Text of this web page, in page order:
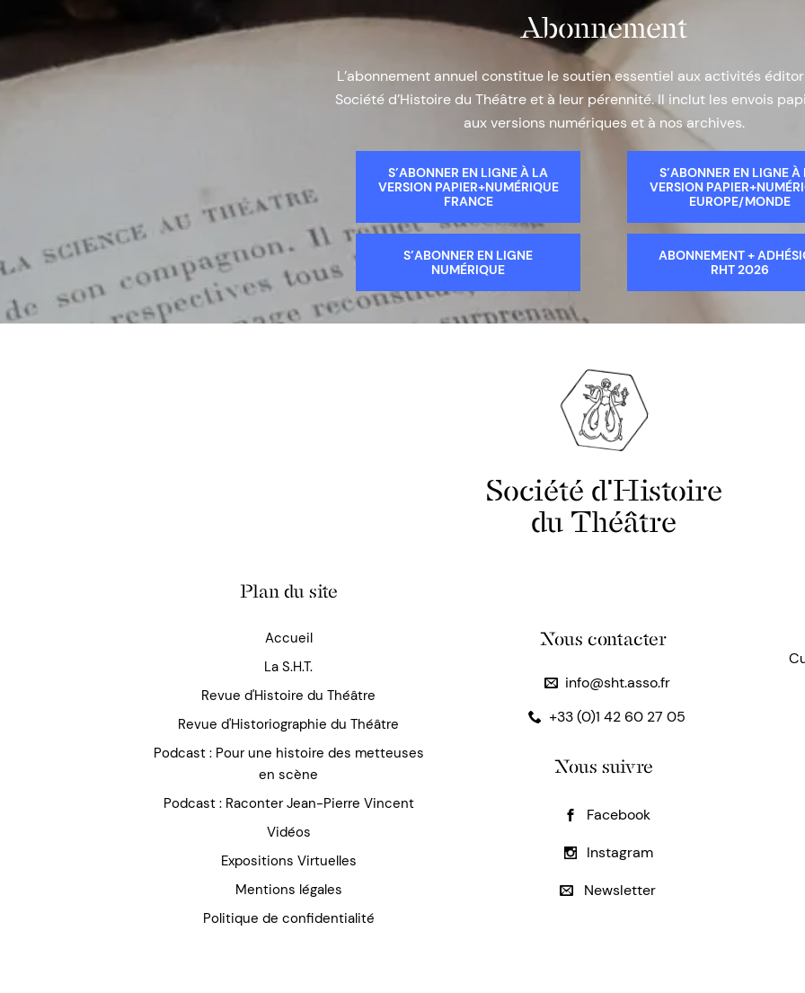
Abonnement
L’abonnement annuel constitue le soutien essentiel aux activités
Société d’Histoire du Théâtre et à leur pérennité. Il inclut les envois
aux versions numériques et à nos archives.
S’ABONNER EN LIGNE À LA
VERSION PAPIER+NUMÉRIQUE
FRANCE
S’ABONNER EN LIGNE À
VERSION
EUROPE/MONDE
S’ABONNER EN LIGNE
NUMÉRIQUE
ABONNEMENT +
RHT 2026
Société d'Histoire
du Théâtre
Plan du site
Accueil
La S.H.T.
Revue d'Histoire du Théâtre
Revue d'Historiographie du Théâtre
Podcast : Pour une histoire des metteuses
en scène
Podcast : Raconter Jean-Pierre Vincent
Vidéos
Expositions Virtuelles
Mentions légales
Politique de confidentialité
Nous contacter
info@sht.asso.fr
+33 (0)1 42 60 27 05
Nous suivre
Facebook
Instagram
Newsletter